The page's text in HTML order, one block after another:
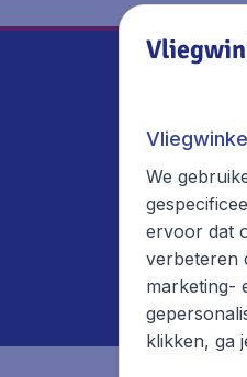
We
ervoor dat
verbeteren
marketing-
klikken, ga